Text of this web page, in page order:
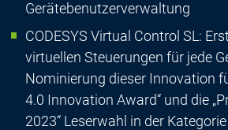
Gerätebenutzerverwaltung
CODESYS Virtual Control SL:
virtuellen Steuerungen für jede
Nominierung dieser Innovation
4.0 Innovation Award“ und die
2023“ Leserwahl in der